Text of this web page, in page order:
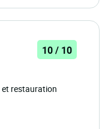
10 / 10
et restauration